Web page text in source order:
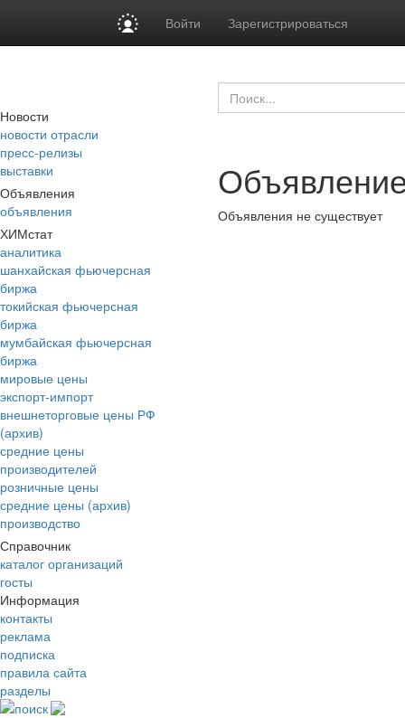
Войти Зарегистрироваться
Новости
новости отрасли
пресс-релизы
выставки
Объявления
объявления
ХИМстат
аналитика
шанхайская фьючерсная
биржа
токийская фьючерсная
биржа
мумбайская фьючерсная
биржа
мировые цены
экспорт-импорт
внешнеторговые цены РФ
(архив)
средние цены
производителей
розничные цены
средние цены (архив)
производство
Справочник
каталог организаций
госты
Информация
контакты
реклама
подписка
правила сайта
разделы
поиск
Объявления не существует